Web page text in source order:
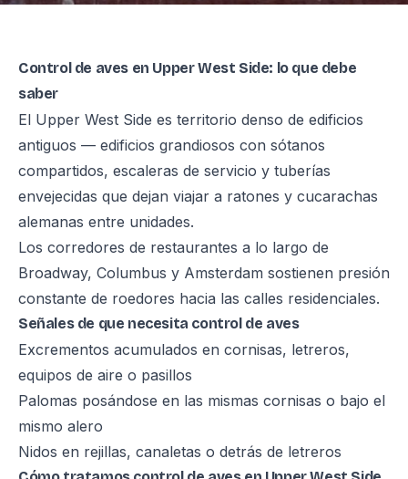
Control de aves en Upper West Side: lo que debe
saber
El Upper West Side es territorio denso de edificios
antiguos — edificios grandiosos con sótanos
compartidos, escaleras de servicio y tuberías
envejecidas que dejan viajar a ratones y cucarachas
alemanas entre unidades.
Los corredores de restaurantes a lo largo de
Broadway, Columbus y Amsterdam sostienen presión
constante de roedores hacia las calles residenciales.
Señales de que necesita control de aves
Excrementos acumulados en cornisas, letreros,
equipos de aire o pasillos
Palomas posándose en las mismas cornisas o bajo el
mismo alero
Nidos en rejillas, canaletas o detrás de letreros